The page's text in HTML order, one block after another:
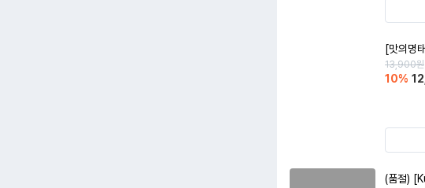
[맛의명
13,900원
10%
(품절)